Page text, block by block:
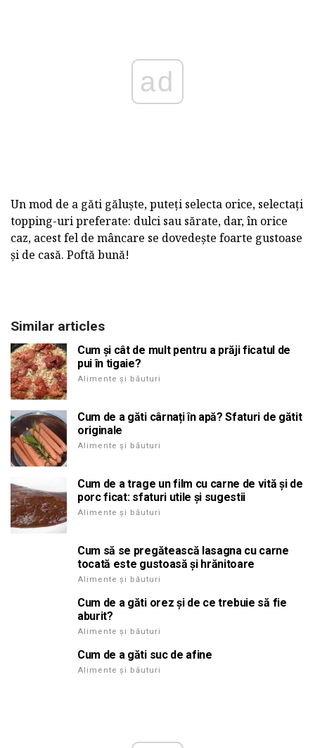
ad
Un mod de a găti găluște, puteți selecta orice, selectați
topping-uri preferate: dulci sau sărate, dar, în orice
caz, acest fel de mâncare se dovedește foarte gustoase
și de casă. Poftă bună!
Similar articles
Cum și cât de mult pentru a prăji ficatul de
pui în tigaie?
Alimente și băuturi
Cum de a găti cârnați în apă? Sfaturi de gătit
originale
Alimente și băuturi
Cum de a trage un film cu carne de vită și de
porc ficat: sfaturi utile și sugestii
Alimente și băuturi
Cum să se pregătească lasagna cu carne
tocată este gustoasă și hrănitoare
Alimente și băuturi
Cum de a găti orez și de ce trebuie să fie
aburit?
Alimente și băuturi
Cum de a găti suc de afine
Alimente și băuturi